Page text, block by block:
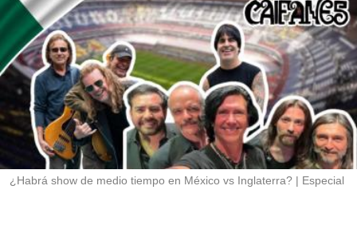
d
e
c
o
m
p
a
r
t
i
r
¿Habrá show de medio tiempo en México vs Inglaterra? Especial